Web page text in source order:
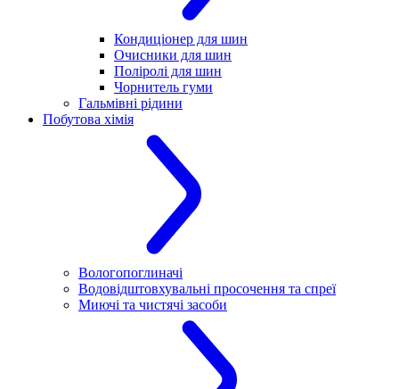
Кондиціонер для шин
Очисники для шин
Поліролі для шин
Чорнитель гуми
Гальмівні рідини
Побутова хімія
Вологопоглиначі
Водовідштовхувальні просочення та спреї
Миючі та чистячі засоби